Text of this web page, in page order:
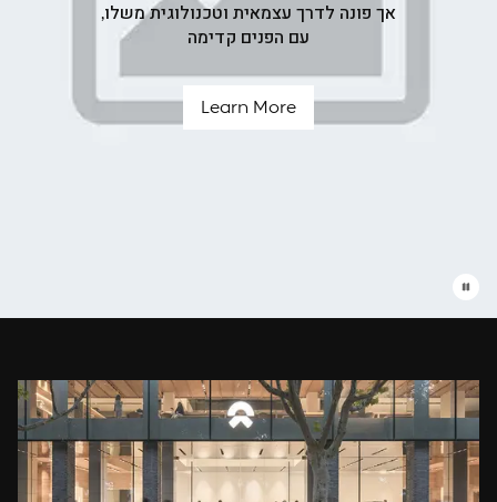
אך פונה לדרך עצמאית וטכנולוגית משלו,
עם הפנים קדימה
Learn More
Blue
עומדים
תמיד
לשרותך